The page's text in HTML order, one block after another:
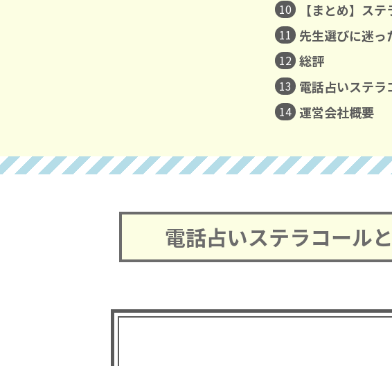
10 【まとめ】ス
11 先生選びに迷っ
12 総評
13 電話占いステラ
14 運営会社概要
電話占いステラコール